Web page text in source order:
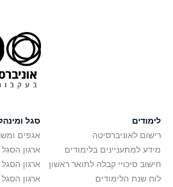
לימודים
רישום לאוניברסיטה
מידע למתעניינים בלימודים
חישוב סיכויי קבלה לתואר ראשון
לוח שנת הלימודים
סגל
אגפים
ארגון
ארגון
ארגון